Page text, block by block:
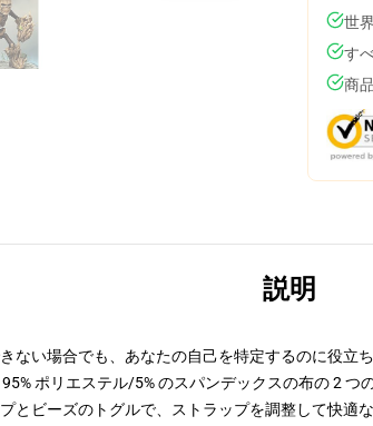
世
す
商
説明
ない場合でも、あなたの自己を特定するのに役立
ポリエステル/5% のスパンデックスの布の 2 つ
とビーズのトグルで、ストラップを調整して快適